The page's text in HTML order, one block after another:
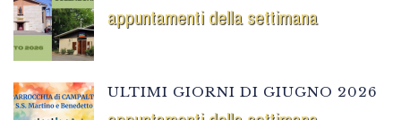
appuntamenti della settimana
ULTIMI GIORNI DI GIUGNO 2026